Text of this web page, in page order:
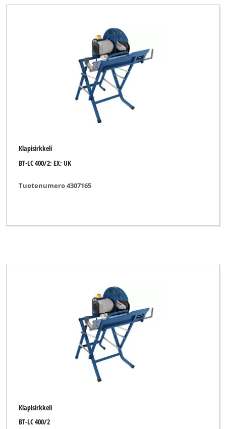
Klapisirkkeli
BT-LC 400/2; EX; UK
Tuotenumero 4307165
Klapisirkkeli
BT-LC 400/2